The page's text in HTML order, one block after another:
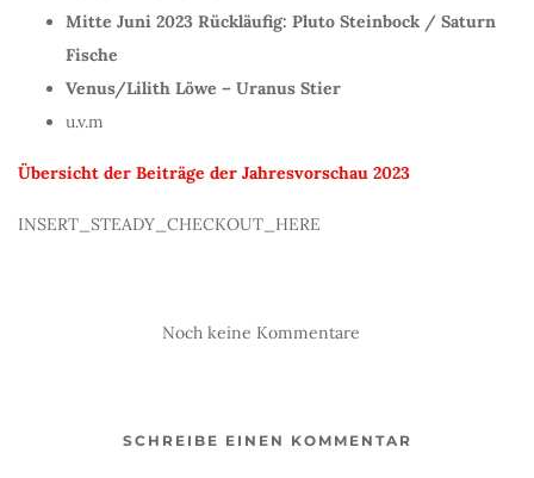
Mitte Juni 2023 Rückläufig: Pluto Steinbock / Saturn
Fische
Venus/Lilith Löwe – Uranus Stier
u.v.m
Übersicht der Beiträge der Jahresvorschau 2023
INSERT_STEADY_CHECKOUT_HERE
Noch keine Kommentare
SCHREIBE EINEN KOMMENTAR